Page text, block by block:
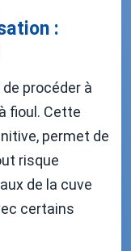
:
procéder à
fioul. Cette
permet de
risque
de la cuve
certains